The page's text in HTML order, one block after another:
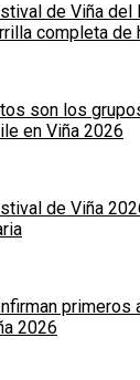
de Viña
completa de
son los
en Viña 2026
de Viña
2026